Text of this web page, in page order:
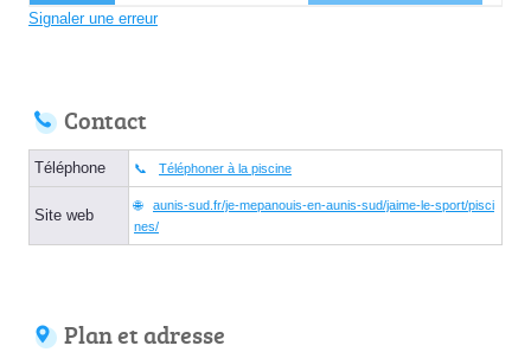
Signaler une erreur
Contact
Téléphone Téléphoner à la piscine
Site web
aunis-sud.fr/je-mepanouis-en-aunis-sud/jaime-le-sport/pisci
nes/
Plan et adresse